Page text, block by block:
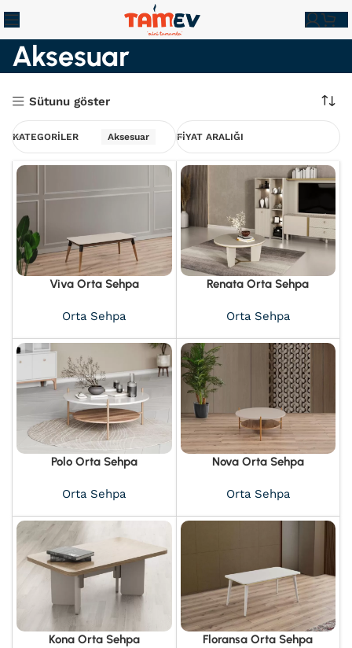
Aksesuar
Sütunu göster
KATEGORILER Aksesuar FİYAT ARALIĞI
Viva Orta Sehpa
Orta Sehpa
Renata Orta Sehpa
Orta Sehpa
Polo Orta Sehpa
Orta Sehpa
Nova Orta Sehpa
Orta Sehpa
Kona Orta Sehpa
Floransa Orta Sehpa